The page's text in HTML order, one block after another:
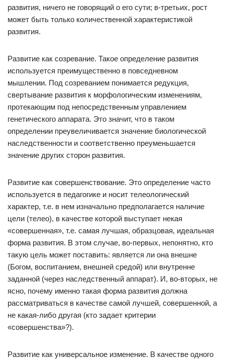
развития, ничего не говорящий о его сути; в-третьих, рост
может быть только количественной характеристикой
развития.
Развитие как созревание. Такое определение развития
используется преимущественно в повседневном
мышлении. Под созреванием понимается редукция,
свертывание развития к морфологическим изменениям,
протекающим под непосредственным управлением
генетического аппарата. Это значит, что в таком
определении преувеличивается значение биологической
наследственности и соответственно преуменьшается
значение других сторон развития.
Развитие как совершенствование. Это определение часто
используется в педагогике и носит телеологический
характер, т.е. в нем изначально предполагается наличие
цели (телео), в качестве которой выступает некая
«совершенная», т.е. самая лучшая, образцовая, идеальная
форма развития. В этом случае, во-первых, непонятно, кто
такую цель может поставить: является ли она внешне
(Богом, воспитанием, внешней средой) или внутренне
заданной (через наследственный аппарат). И, во-вторых, не
ясно, почему именно такая форма развития должна
рассматриваться в качестве самой лучшей, совершенной, а
не какая-либо другая (кто задает критерии
«совершенства»?).
Развитие как универсальное изменение. В качестве одного